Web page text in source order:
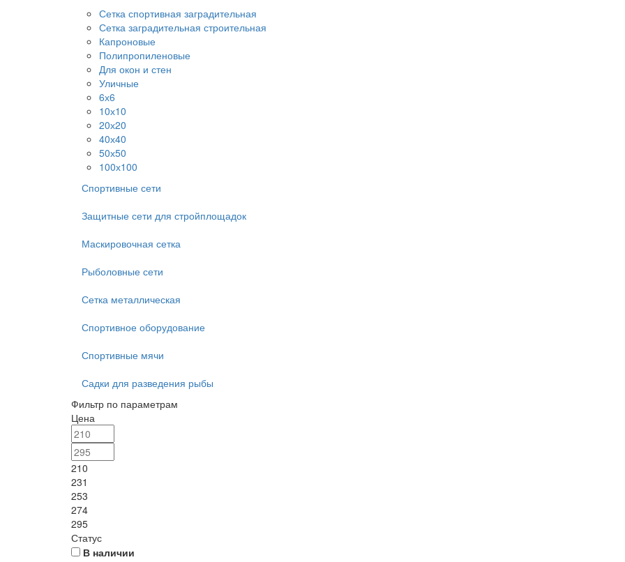
Сетка спортивная заградительная
Сетка заградительная строительная
Капроновые
Полипропиленовые
Для окон и стен
Уличные
6х6
10х10
20х20
40х40
50х50
100х100
Спортивные сети
Защитные сети для стройплощадок
Маскировочная сетка
Рыболовные сети
Сетка металлическая
Спортивное оборудование
Спортивные мячи
Садки для разведения рыбы
Фильтр по параметрам
Цена
210
231
253
274
295
Статус
В наличии